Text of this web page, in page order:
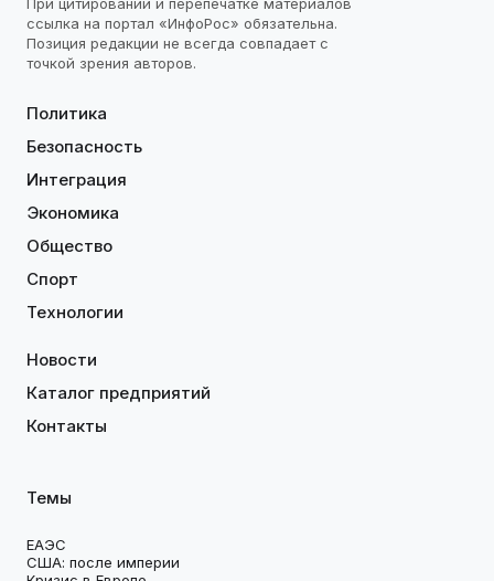
ссылка на портал «ИнфоРос» обязательна.
Позиция редакции не всегда совпадает с
точкой зрения авторов.
Политика
Безопасность
Интеграция
Экономика
Общество
Спорт
Технологии
Новости
Каталог предприятий
Контакты
Темы
ЕАЭС
США: после империи